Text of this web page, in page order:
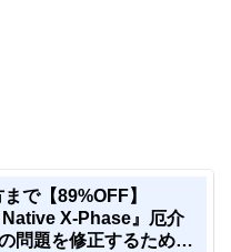
で【89%OFF】
Native X-Phase』厄介
問題を修正するための